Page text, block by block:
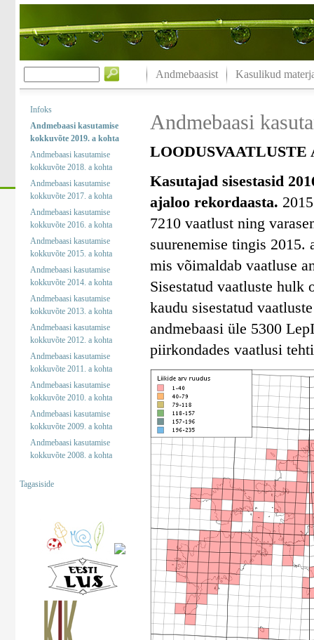
Andmebaasist Kasulikud
Infoks
Andmebaasi kasutamise
kokkuvõte 2019. a kohta
Andmebaasi kasutamise
kokkuvõte 2018. a kohta
Andmebaasi kasutamise
kokkuvõte 2017. a kohta
Andmebaasi kasutamise
kokkuvõte 2016. a kohta
Andmebaasi kasutamise
kokkuvõte 2015. a kohta
Andmebaasi kasutamise
kokkuvõte 2014. a kohta
Andmebaasi kasutamise
kokkuvõte 2013. a kohta
Andmebaasi kasutamise
kokkuvõte 2012. a kohta
Andmebaasi kasutamise
kokkuvõte 2011. a kohta
Andmebaasi kasutamise
kokkuvõte 2010. a kohta
Andmebaasi kasutamise
kokkuvõte 2009. a kohta
Andmebaasi kasutamise
kokkuvõte 2008. a kohta
Tagasiside
Andmebaasi
Kasutajad sisestasid
ajaloo rekordaasta.
7210 vaatlust ning
suurenemise tingis 2015.
mis võimaldab vaatluse
Sisestatud vaatluste hulk
kaudu sisestatud
andmebaasi üle 5300
piirkondades vaatlusi